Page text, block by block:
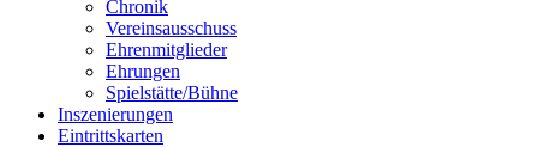
Chronik
Vereinsausschuss
Ehrenmitglieder
Ehrungen
Spielstätte/Bühne
Inszenierungen
Eintrittskarten